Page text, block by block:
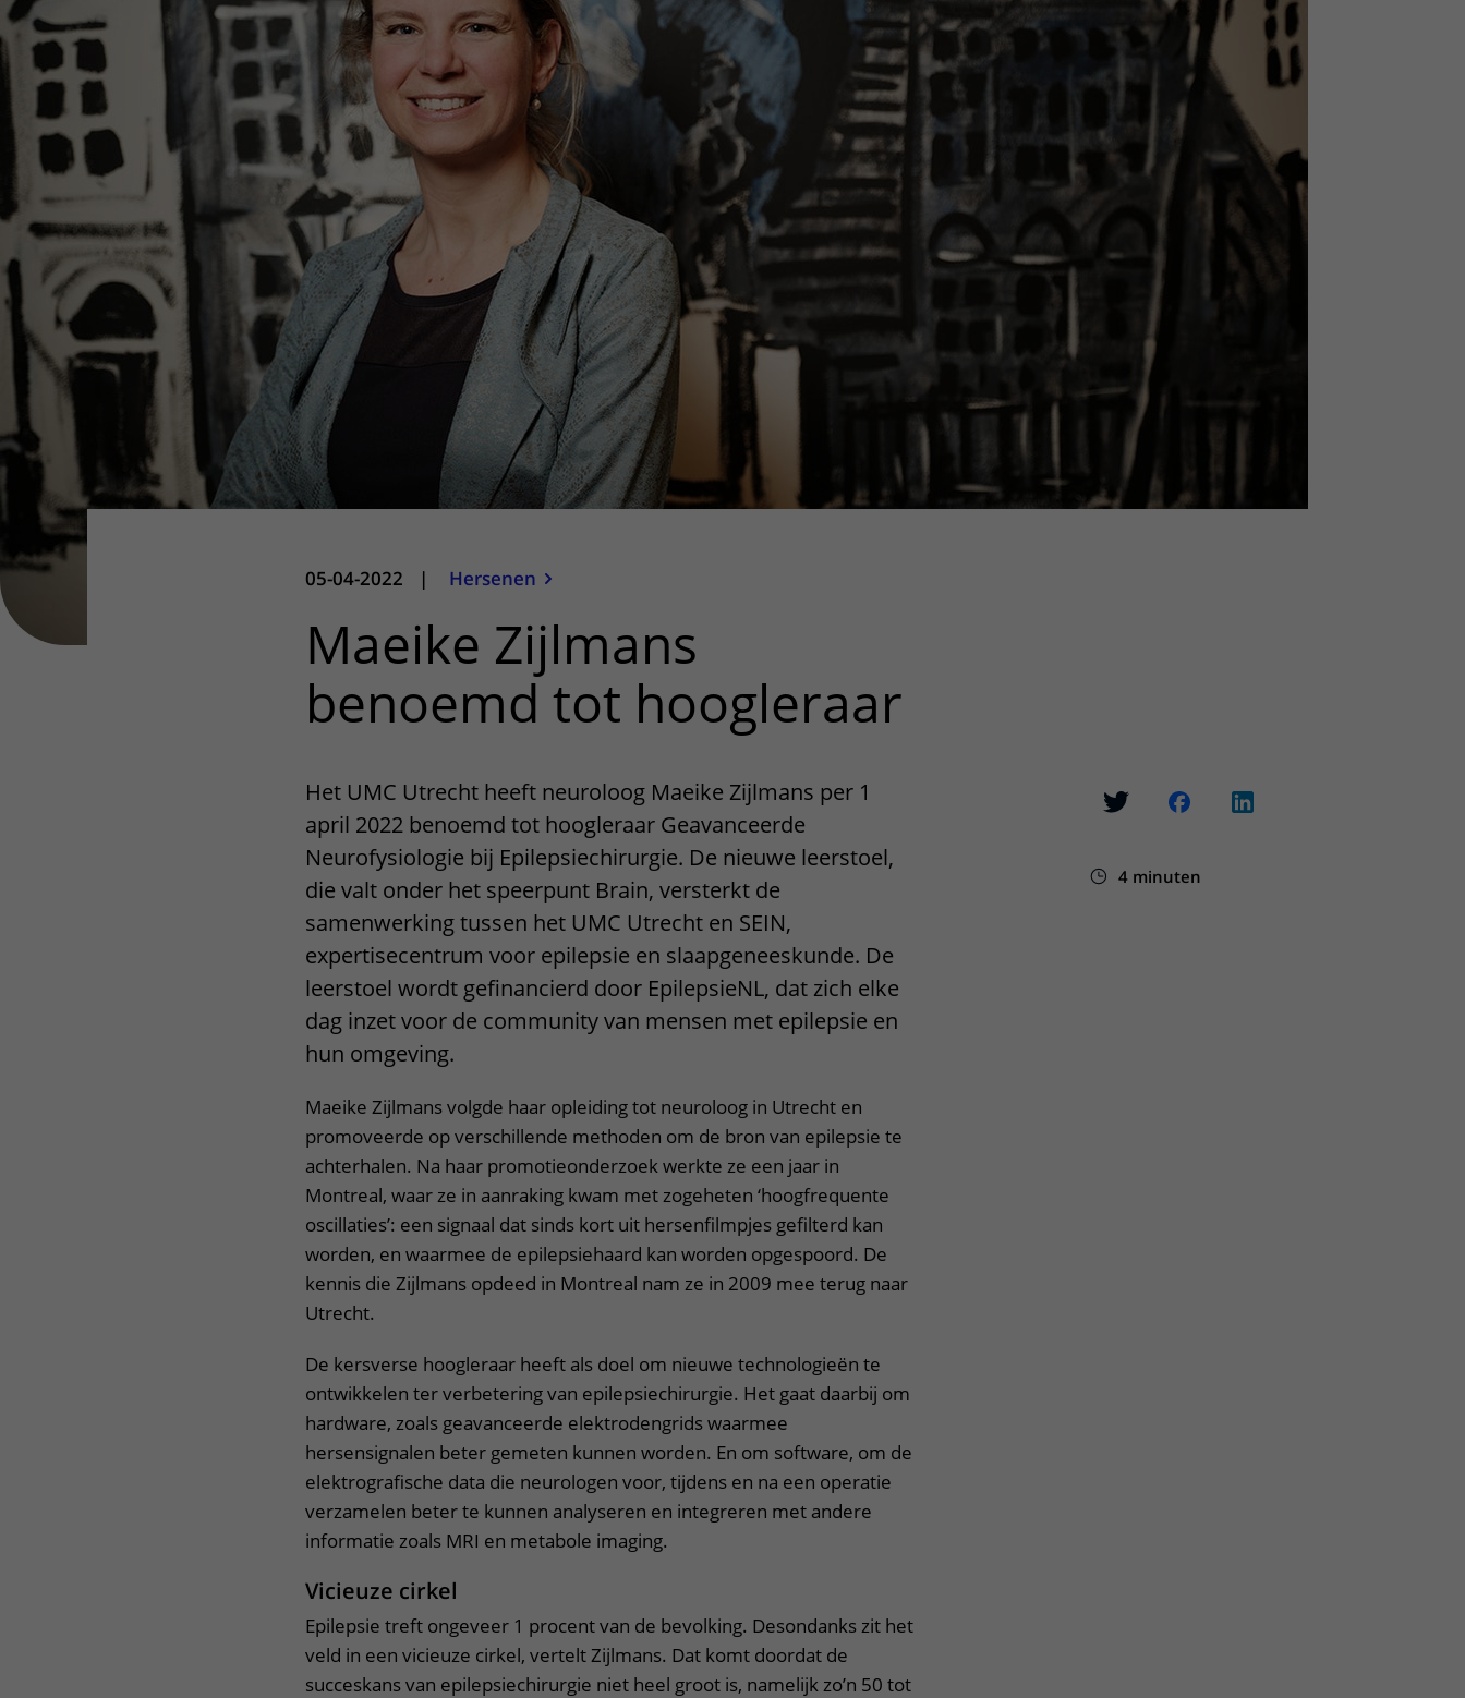
Het Wilhelmina
Kinderziekenhuis
Bezoektijden
Wijzigen patiëntgegevens
Contact met verpleegafdeling
Het Wilhelmina
Kinderziekenhuis
05-04-2022 | Hersenen
Maeike Zijlmans
benoemd tot hoogleraar
4 minuten
Het UMC Utrecht heeft neuroloog Maeike Zijlmans per 1
april 2022 benoemd tot hoogleraar Geavanceerde
Neurofysiologie bij Epilepsiechirurgie. De nieuwe leerstoel,
die valt onder het speerpunt Brain, versterkt de
samenwerking tussen het UMC Utrecht en SEIN,
expertisecentrum voor epilepsie en slaapgeneeskunde. De
leerstoel wordt gefinancierd door EpilepsieNL, dat zich elke
dag inzet voor de community van mensen met epilepsie en
hun omgeving.
Maeike Zijlmans volgde haar opleiding tot neuroloog in Utrecht en
promoveerde op verschillende methoden om de bron van epilepsie te
achterhalen. Na haar promotieonderzoek werkte ze een jaar in
Montreal, waar ze in aanraking kwam met zogeheten ‘hoogfrequente
oscillaties’: een signaal dat sinds kort uit hersenfilmpjes gefilterd kan
worden, en waarmee de epilepsiehaard kan worden opgespoord. De
kennis die Zijlmans opdeed in Montreal nam ze in 2009 mee terug naar
Utrecht.
De kersverse hoogleraar heeft als doel om nieuwe technologieën te
ontwikkelen ter verbetering van epilepsiechirurgie. Het gaat daarbij om
hardware, zoals geavanceerde elektrodengrids waarmee
hersensignalen beter gemeten kunnen worden. En om software, om de
elektrografische data die neurologen voor, tijdens en na een operatie
verzamelen beter te kunnen analyseren en integreren met andere
informatie zoals MRI en metabole imaging.
Vicieuze cirkel
Epilepsie treft ongeveer 1 procent van de bevolking. Desondanks zit het
veld in een vicieuze cirkel, vertelt Zijlmans. Dat komt doordat de
succeskans van epilepsiechirurgie niet heel groot is, namelijk zo’n 50 tot